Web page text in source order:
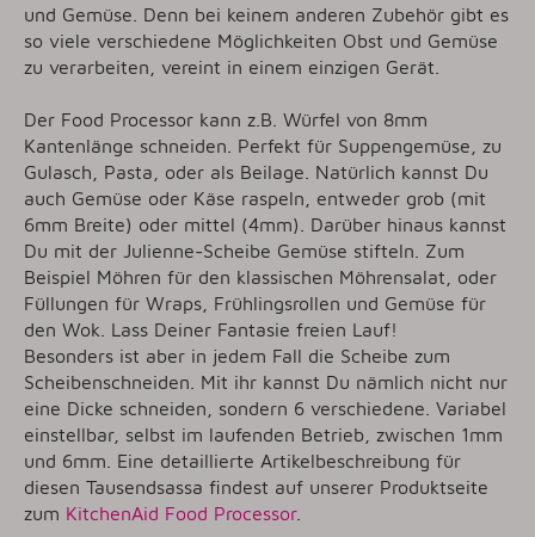
und Gemüse. Denn bei keinem anderen Zubehör gibt es
so viele verschiedene Möglichkeiten Obst und Gemüse
zu verarbeiten, vereint in einem einzigen Gerät.
Der Food Processor kann z.B. Würfel von 8mm
Kantenlänge schneiden. Perfekt für Suppengemüse, zu
Gulasch, Pasta, oder als Beilage. Natürlich kannst Du
auch Gemüse oder Käse raspeln, entweder grob (mit
6mm Breite) oder mittel (4mm). Darüber hinaus kannst
Du mit der Julienne-Scheibe Gemüse stifteln. Zum
Beispiel Möhren für den klassischen Möhrensalat, oder
Füllungen für Wraps, Frühlingsrollen und Gemüse für
den Wok. Lass Deiner Fantasie freien Lauf!
Besonders ist aber in jedem Fall die Scheibe zum
Scheibenschneiden. Mit ihr kannst Du nämlich nicht nur
eine Dicke schneiden, sondern 6 verschiedene. Variabel
einstellbar, selbst im laufenden Betrieb, zwischen 1mm
und 6mm. Eine detaillierte Artikelbeschreibung für
diesen Tausendsassa findest auf unserer Produktseite
zum KitchenAid Food Processor.